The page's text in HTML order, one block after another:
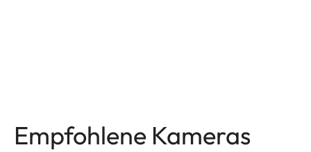
Empfohlene Kameras